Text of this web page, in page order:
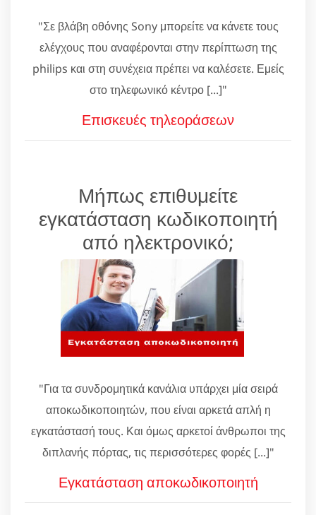
"Σε βλάβη οθόνης Sony μπορείτε να κάνετε τους
ελέγχους που αναφέρονται στην περίπτωση της
philips και στη συνέχεια πρέπει να καλέσετε. Εμείς
στο τηλεφωνικό κέντρο [...]"
Επισκευές τηλεοράσεων
Μήπως επιθυμείτε
εγκατάσταση κωδικοποιητή
από ηλεκτρονικό;
"Για τα συνδρομητικά κανάλια υπάρχει μία σειρά
αποκωδικοποιητών, που είναι αρκετά απλή η
εγκατάστασή τους. Και όμως αρκετοί άνθρωποι της
διπλανής πόρτας, τις περισσότερες φορές [...]"
Εγκατάσταση αποκωδικοποιητή